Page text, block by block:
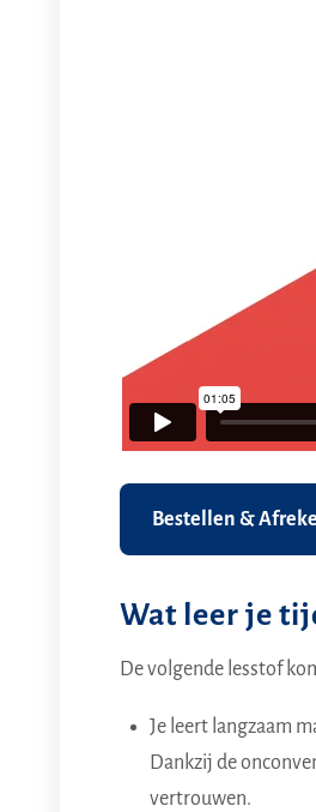
Bestellen &
Wat leer je
De volgende lesstof
Je leert langzaam
Dankzij de
vertrouwen.